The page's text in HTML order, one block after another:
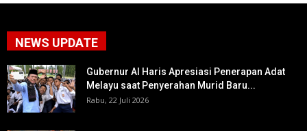
NEWS UPDATE
Gubernur Al Haris Apresiasi Penerapan Adat
Melayu saat Penyerahan Murid Baru...
Rabu, 22 Juli 2026